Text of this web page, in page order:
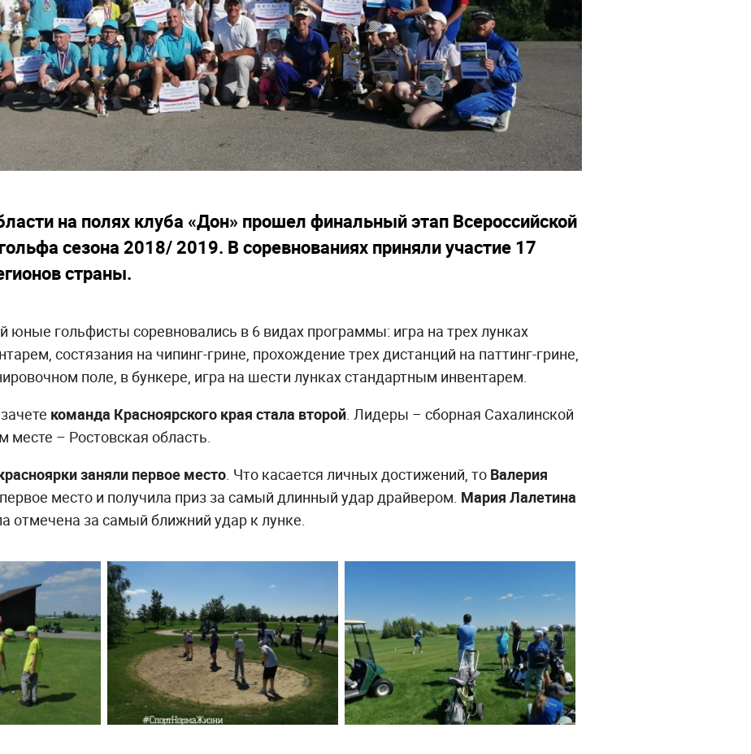
на полях клуба «Дон» прошел финальный этап Всероссийской
сезона 2018/ 2019. В соревнованиях приняли участие 17
страны.
юные гольфисты соревновались в 6 видах программы: игра на трех лунках
состязания на чипинг-грине, прохождение трех дистанций на паттинг-грине,
поле, в бункере, игра на шести лунках стандартным инвентарем.
команда Красноярского края стала второй. Лидеры – сборная Сахалинской
месте – Ростовская область.
заняли первое место. Что касается личных достижений, то Валерия
место и получила приз за самый длинный удар драйвером. Мария Лалетина
отмечена за самый ближний удар к лунке.